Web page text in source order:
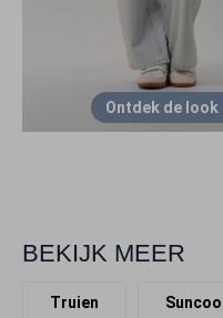
Ontdek de look
BEKIJK MEER
Truien Suncoo